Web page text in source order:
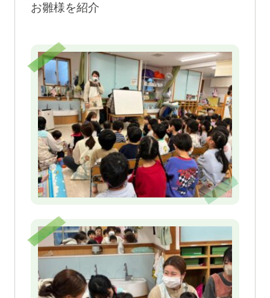
お雛様を紹介